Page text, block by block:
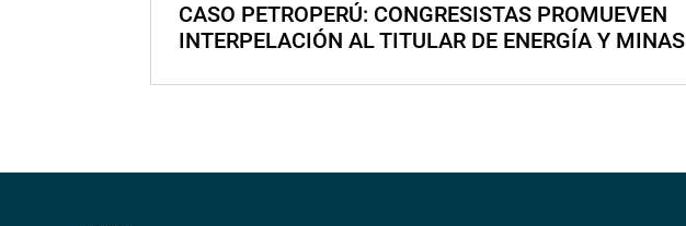
CASO PETROPERÚ: CONGRESISTAS PROMUEVEN
INTERPELACIÓN AL TITULAR DE ENERGÍA Y MINAS